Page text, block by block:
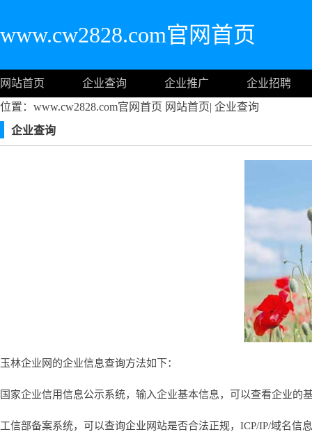
www.cw2828.com官网首页
网站首页 企业查询 企业推广
企业招聘
位置：www.cw2828.com官网首页 网站首页| 企业查询
企业查询
玉林企业网的企业信息查询方法如下：
国家企业信用信息公示系统，输入企业基本信息，可以查看企业的
工信部备案系统，可以查询企业网站是否合法正规，ICP/IP/域名信